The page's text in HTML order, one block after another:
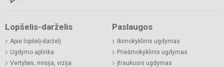
Lopšelis-darželis
Apie lopšelį-darželį
Ugdymo aplinka
Vertybės, misija, vizija
Paslaugos
Ikimokyklinis ugdymas
Priešmokyklinis ugdymas
Įtraukusis ugdymas